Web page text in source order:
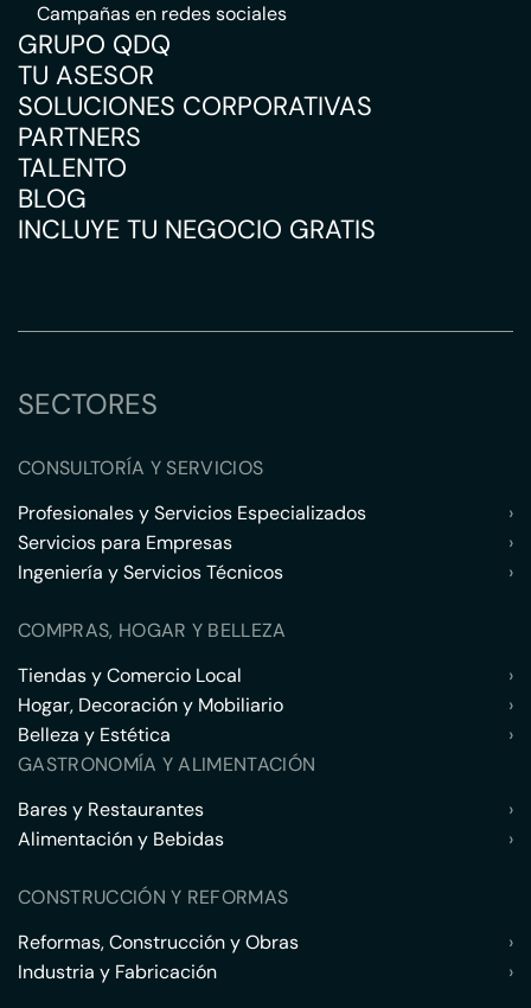
Campañas en redes sociales
GRUPO QDQ
TU ASESOR
SOLUCIONES CORPORATIVAS
PARTNERS
TALENTO
BLOG
INCLUYE TU NEGOCIO GRATIS
SECTORES
CONSULTORÍA Y SERVICIOS
Profesionales y Servicios Especializados
›
Servicios para Empresas
›
Ingeniería y Servicios Técnicos
›
COMPRAS, HOGAR Y BELLEZA
Tiendas y Comercio Local
›
Hogar, Decoración y Mobiliario
›
Belleza y Estética
›
GASTRONOMÍA Y ALIMENTACIÓN
Bares y Restaurantes
›
Alimentación y Bebidas
›
CONSTRUCCIÓN Y REFORMAS
Reformas, Construcción y Obras
›
Industria y Fabricación
›